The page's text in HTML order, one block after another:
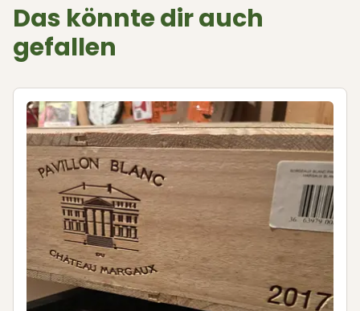
Das könnte dir auch
gefallen